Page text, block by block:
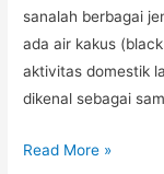
sanalah berbagai
ada air kakus
aktivitas domestik
dikenal sebagai
Read More »